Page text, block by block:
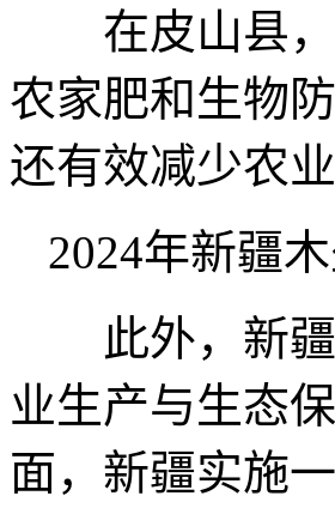
在皮山县，
农家肥和生物
还有效减少农
2024年新疆
此外，新疆
业生产与生态
面，新疆实施